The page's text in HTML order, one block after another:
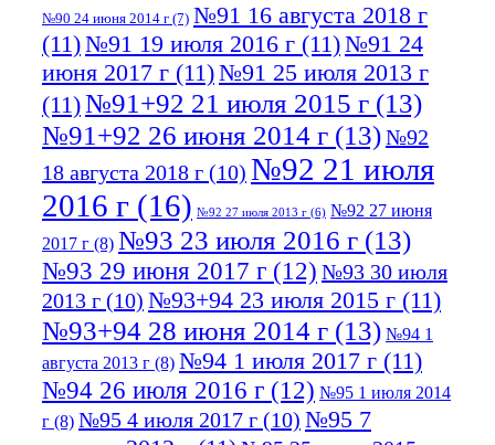
№90 24 июня 2014 г (7) №91 16 августа 2018 г
(11)№91 19 июля 2016 г (11)№91 24
июня 2017 г (11)№91 25 июля 2013 г
(11)№91+92 21 июля 2015 г (13)
№91+92 26 июня 2014 г (13)№92
18 августа 2018 г (10) №92 21 июля
2016 г (16) №92 27 июля 2013 г (6) №92 27 июня
2017 г (8) №93 23 июля 2016 г (13)
№93 29 июня 2017 г (12) №93 30 июля
2013 г (10) №93+94 23 июля 2015 г (11)
№93+94 28 июня 2014 г (13) №94 1
августа 2013 г (8) №94 1 июля 2017 г (11)
№94 26 июля 2016 г (12) №95 1 июля 2014
г (8) №95 4 июля 2017 г (10) №95 7